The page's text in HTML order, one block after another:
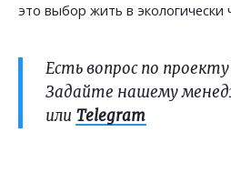
это выбор жить в экологически
Есть вопрос по
Задайте нашему
или Telegram